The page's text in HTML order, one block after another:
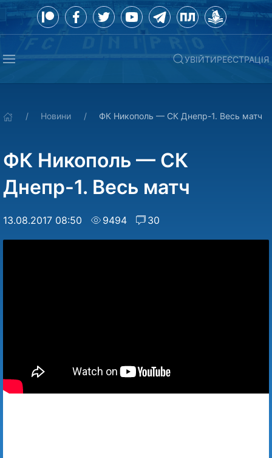
УВІЙТИРЕЄСТРАЦІЯ
Новини ФК Никополь — СК Днепр-1. Весь матч
ФК Никополь — СК
Днепр-1. Весь матч
13.08.2017 08:50 9494 30